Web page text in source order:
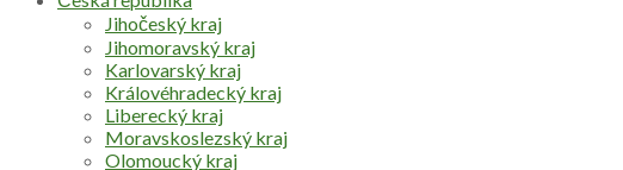
Jihočeský kraj
Jihomoravský kraj
Karlovarský kraj
Královéhradecký kraj
Liberecký kraj
Moravskoslezský kraj
Olomoucký kraj